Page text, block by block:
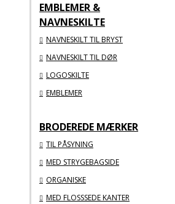
EMBLEMER &
NAVNESKILTE
NAVNESKILT TIL BRYST
NAVNESKILT TIL DØR
LOGOSKILTE
EMBLEMER
BRODEREDE MÆRKER
TIL PÅSYNING
MED STRYGEBAGSIDE
ORGANISKE
MED FLOSSSEDE KANTER